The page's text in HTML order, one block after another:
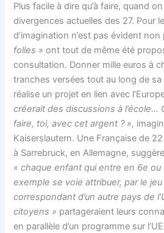
Plus facile à dire qu’à faire, quand
divergences actuelles des 27. Pour
d’imagination n’est pas évident non
folles »ont tout de même été
consultation. Donner mille euros à
tranches versées tout au long de sa
réalise un projet en lien avec
créerait des discussions à l’école…
faire, toi, avec cet argent ? »,
Kaiserslautern. Une Française de
à Sarrebruck, en Allemagne,
« chaque enfant qui entre en 6e
exemple se voie attribuer, par le
correspondant d’un autre pays de
citoyens » partageraient leurs
en parallèle d’un programme sur